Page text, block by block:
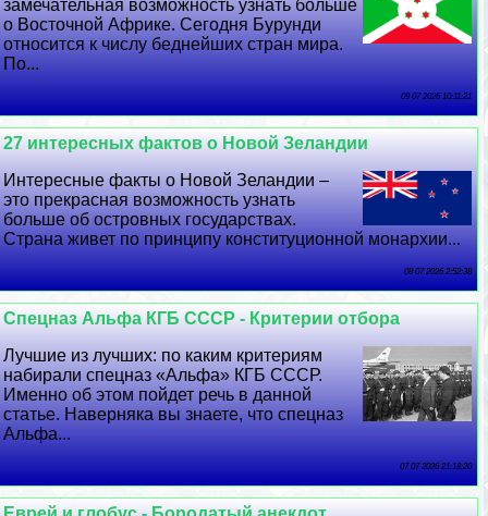
замечательная возможность узнать больше
о Восточной Африке. Сегодня Бурунди
относится к числу беднейших стран мира.
По...
09 07 2026 10:11:21
27 интересных фактов о Новой Зеландии
Интересные факты о Новой Зеландии –
это прекрасная возможность узнать
больше об островных государствах.
Страна живет по принципу конституционной монархии...
08 07 2026 2:52:38
Спецназ Альфа КГБ СССР - Критерии отбора
Лучшие из лучших: по каким критериям
набирали спецназ «Альфа» КГБ СССР.
Именно об этом пойдет речь в данной
статье. Наверняка вы знаете, что спецназ
Альфа...
07 07 2026 21:18:20